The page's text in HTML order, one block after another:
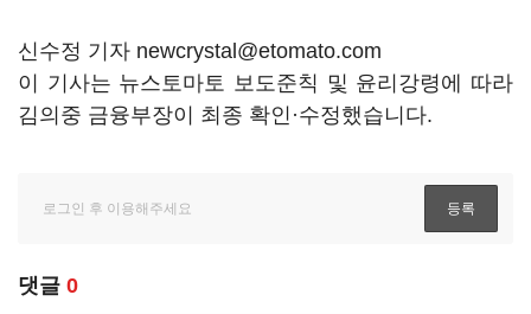
신수정 기자 newcrystal@etomato.com
이 기사는 뉴스토마토 보도준칙 및 윤리강령에 따라
김의중 금융부장이 최종 확인·수정했습니다.
댓글 0